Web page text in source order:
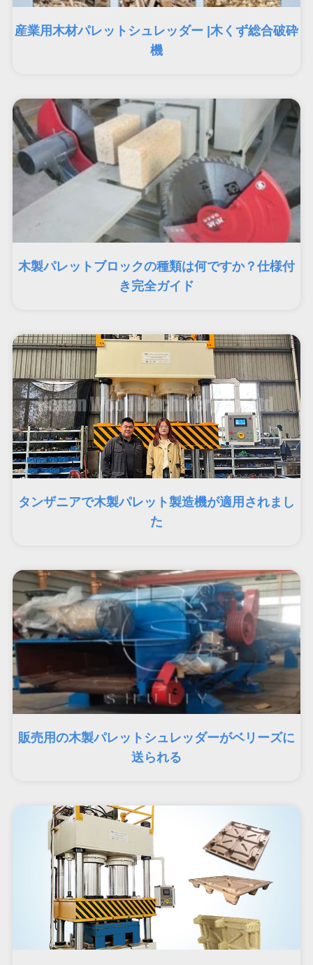
産業用木材パレットシュレッダー |木くず総合破砕
機
木製パレットブロックの種類は何ですか？仕様付
き完全ガイド
タンザニアで木製パレット製造機が適用されまし
た
販売用の木製パレットシュレッダーがベリーズに
送られる